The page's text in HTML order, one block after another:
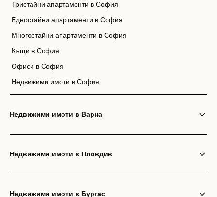
Тристайни апартаменти в София
Едностайни апартаменти в София
Многостайни апартаменти в София
Къщи в София
Офиси в София
Недвижими имоти в София
Недвижими имоти в Варна
Недвижими имоти в Пловдив
Недвижими имоти в Бургас